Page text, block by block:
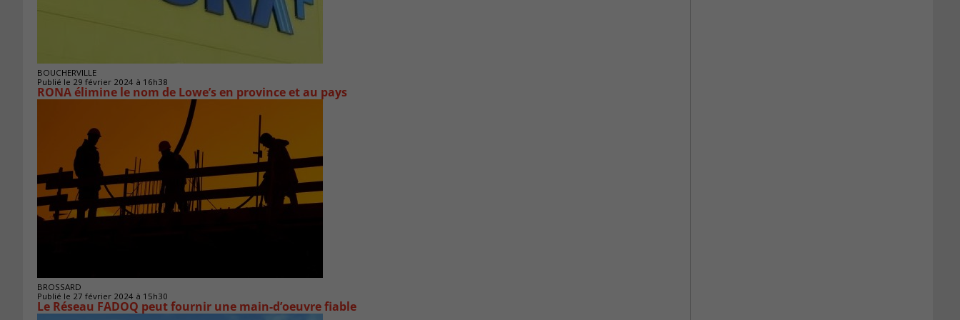
BOUCHERVILLE
Publié le 29 février 2024 à 16h38
RONA élimine le nom de Lowe’s en province et au pays
BROSSARD
Publié le 27 février 2024 à 15h30
Le Réseau FADOQ peut fournir une main-d’oeuvre fiable